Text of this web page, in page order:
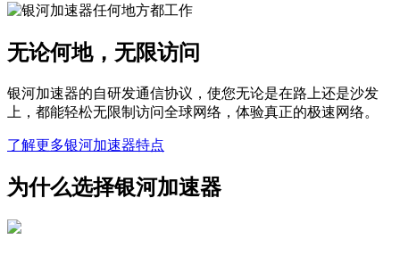
无论何地，无限访问
银河加速器的自研发通信协议，使您无论是在路上还是沙发
上，都能轻松无限制访问全球网络，体验真正的极速网络。
了解更多银河加速器特点
为什么选择银河加速器